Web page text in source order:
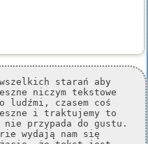
starań aby
niczym tekstowe
ludźmi, czasem coś
i traktujemy to
przypada do gustu.
wydają nam się